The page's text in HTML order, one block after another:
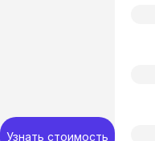
Узнать стоимость